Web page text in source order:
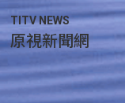
TITV NEWS
原視新聞網